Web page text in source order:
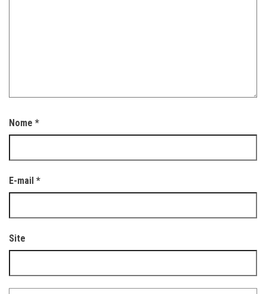
Nome *
E-mail *
Site